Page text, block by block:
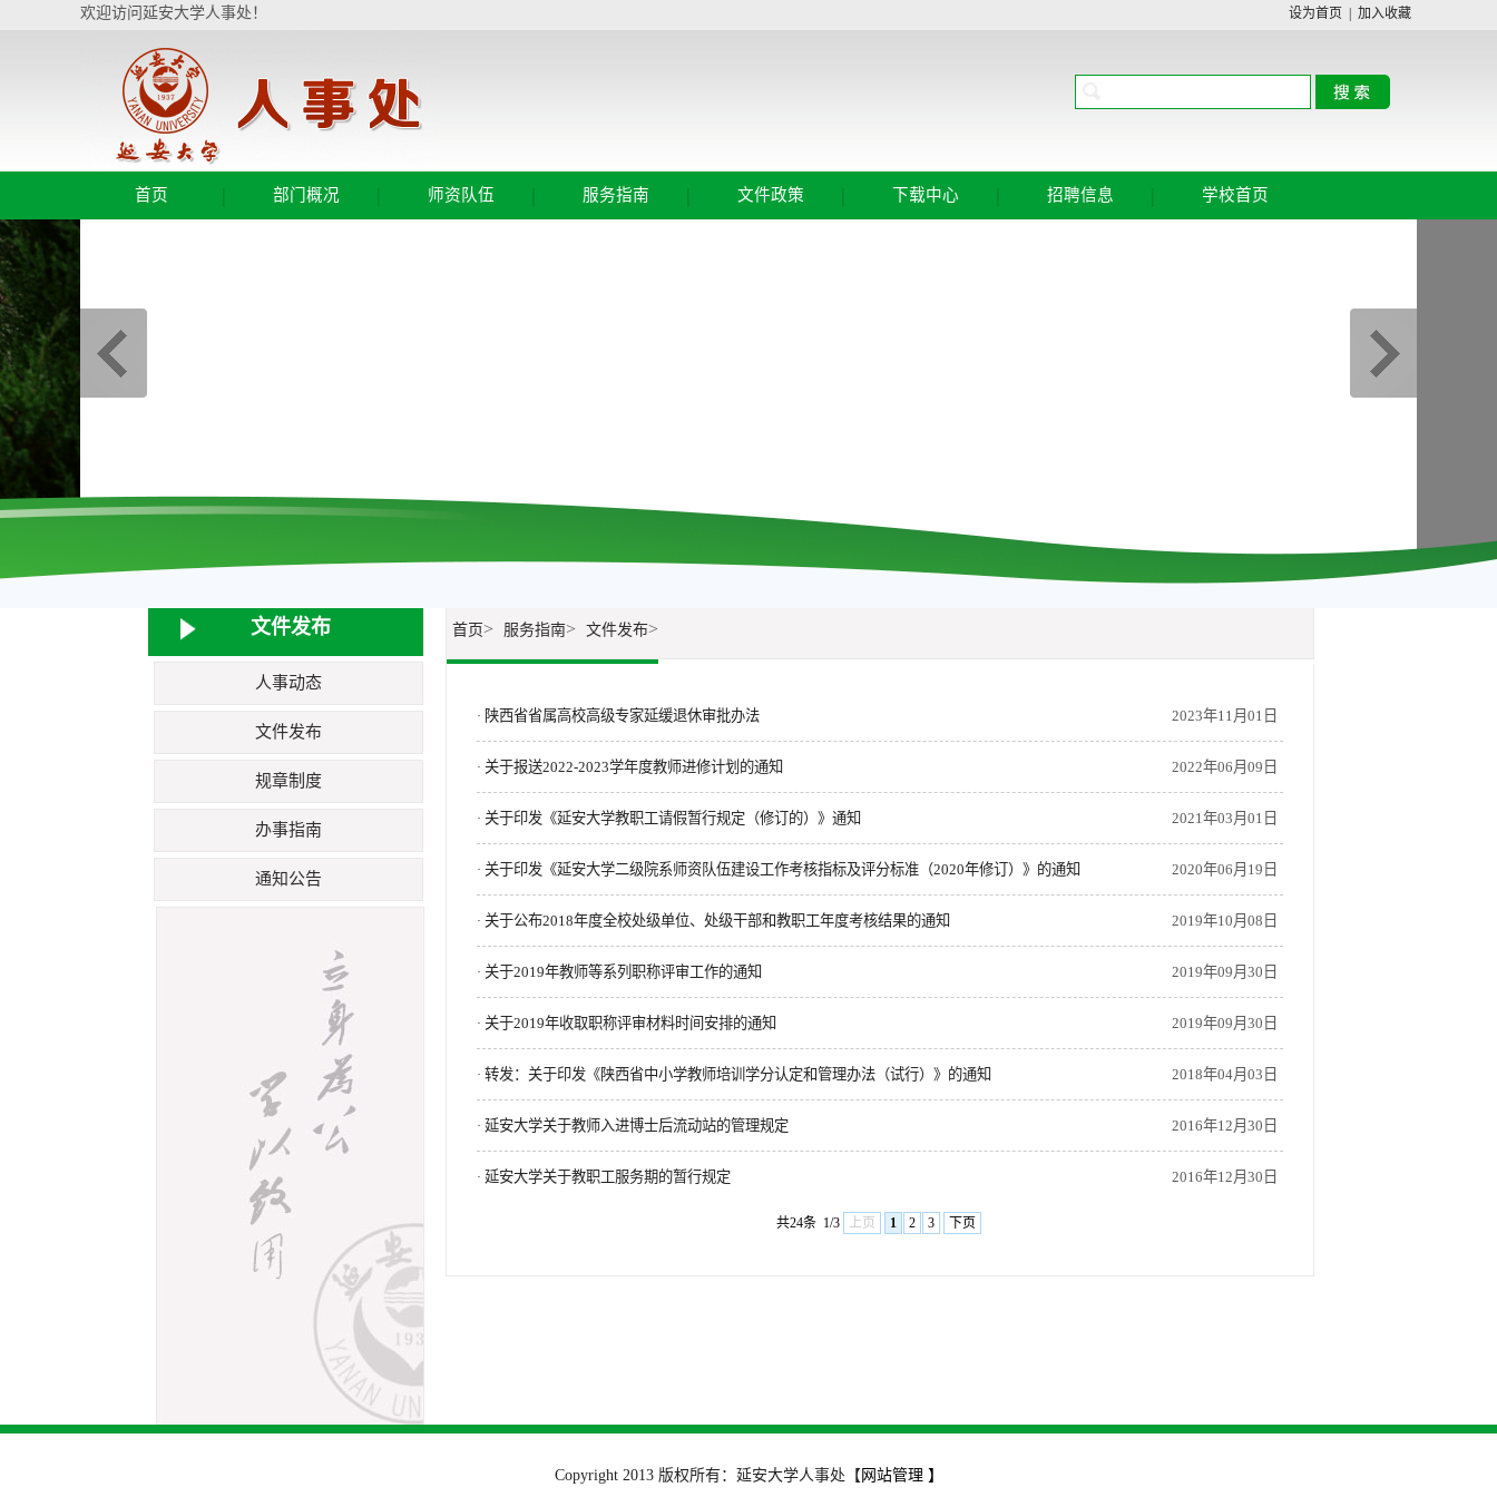
欢迎访问延安大学人事处！ 设为首页 加入收藏
首页 部门概况 师资队伍 服务指南 文件政策 下载中心 招聘信息 学校首页
文件发布
人事动态
文件发布
规章制度
办事指南
通知公告
首页 > 服务指南> 文件发布>
· 陕西省省属高校高级专家延缓退休审批办法 2023年11月01日
· 关于报送2022-2023学年度教师进修计划的通知 2022年06月09日
· 关于印发《延安大学教职工请假暂行规定（修订的）》通知 2021年03月01日
· 关于印发《延安大学二级院系师资队伍建设工作考核指标及评分标准（2020年修订）》的通知 2020年06月19日
· 关于公布2018年度全校处级单位、处级干部和教职工年度考核结果的通知 2019年10月08日
· 关于2019年教师等系列职称评审工作的通知 2019年09月30日
· 关于2019年收取职称评审材料时间安排的通知 2019年09月30日
· 转发：关于印发《陕西省中小学教师培训学分认定和管理办法（试行）》的通知 2018年04月03日
· 延安大学关于教师入进博士后流动站的管理规定 2016年12月30日
· 延安大学关于教职工服务期的暂行规定 2016年12月30日
共24条 1/3 上页 1 2 3 下页
Copyright 2013 版权所有：延安大学人事处 【 网站管理 】